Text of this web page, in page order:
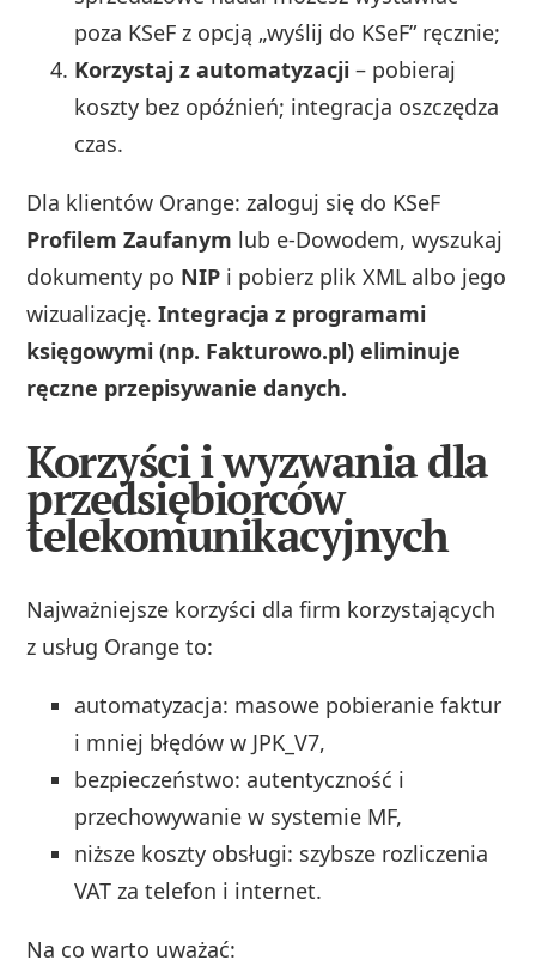
poza KSeF z opcją „wyślij do KSeF” ręcznie;
Korzystaj z automatyzacji – pobieraj
koszty bez opóźnień; integracja oszczędza
czas.
Dla klientów Orange: zaloguj się do KSeF
Profilem Zaufanym lub e‑Dowodem, wyszukaj
dokumenty po NIP i pobierz plik XML albo jego
wizualizację.Integracja z programami
księgowymi (np. Fakturowo.pl) eliminuje
ręczne przepisywanie danych.
Korzyści i wyzwania dla
przedsiębiorców
telekomunikacyjnych
Najważniejsze korzyści dla firm korzystających
z usług Orange to:
automatyzacja: masowe pobieranie faktur
i mniej błędów w JPK_V7,
bezpieczeństwo: autentyczność i
przechowywanie w systemie MF,
niższe koszty obsługi: szybsze rozliczenia
VAT za telefon i internet.
Na co warto uważać: